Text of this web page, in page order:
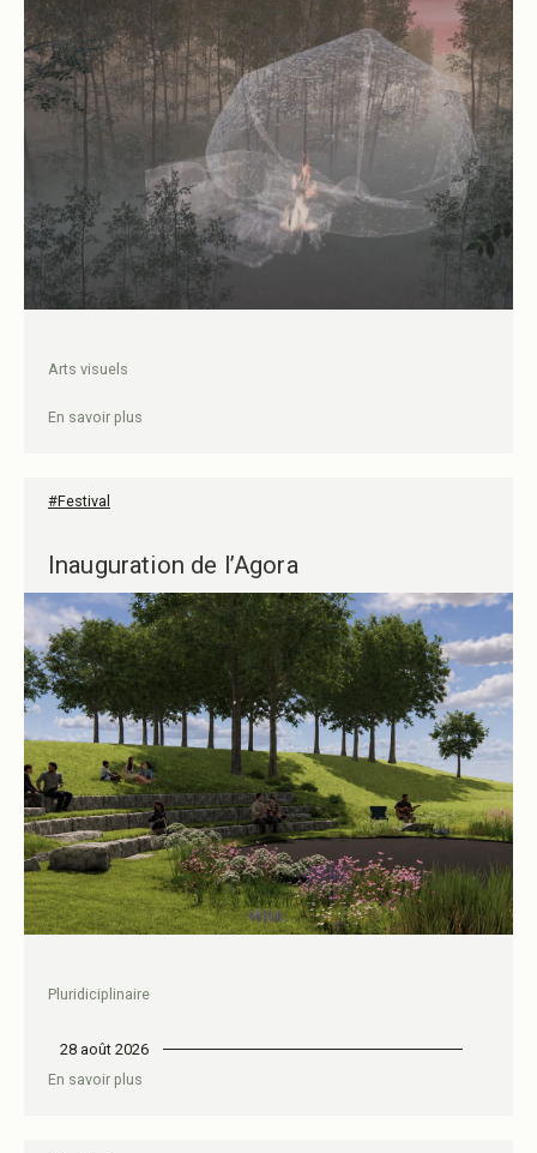
Arts visuels
En savoir plus
#Festival
Inauguration de l’Agora
Pluridiciplinaire
28 août 2026
En savoir plus